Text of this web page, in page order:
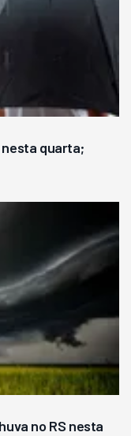
nesta quarta;
no RS nesta